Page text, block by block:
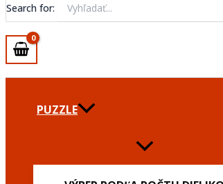
Search for:
PUZZLE